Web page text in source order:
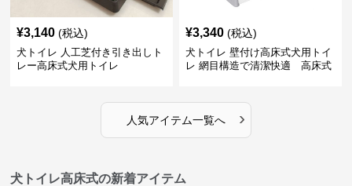
¥3,140 (税込)
犬トイレ 人工芝付き引き出しト
レー高床式犬用トイレ
¥3,340 (税込)
犬トイレ 壁付け高床式犬用トイ
レ 網目構造で清潔快適 高床式
人気アイテム一覧へ ›
犬トイレ高床式の新着アイテム